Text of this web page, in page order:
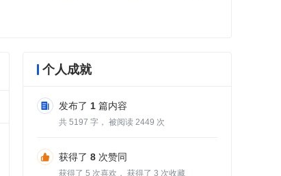
个人成就
发布了 1 篇内容
共 5197 字， 被阅读 2449 次
获得了 8 次赞同
获得了 5 次喜欢， 获得了 3 次收藏